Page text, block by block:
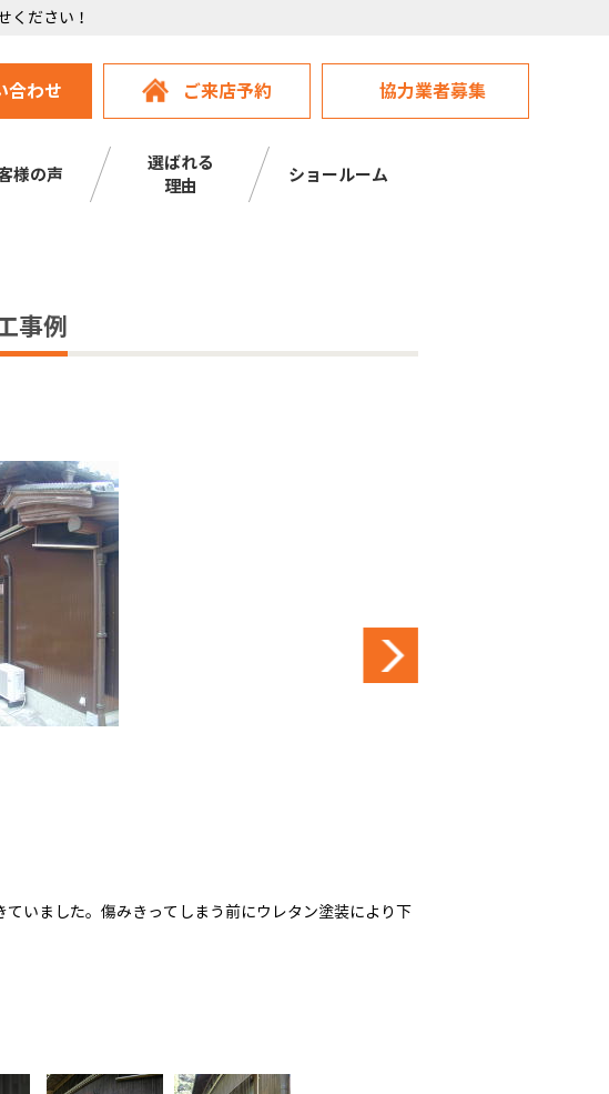
ください！
合わせ ご来店予約 協力業者募集
様の声
選ばれる
理由
ショールーム
事例
いました。傷みきってしまう前にウレタン塗装により下